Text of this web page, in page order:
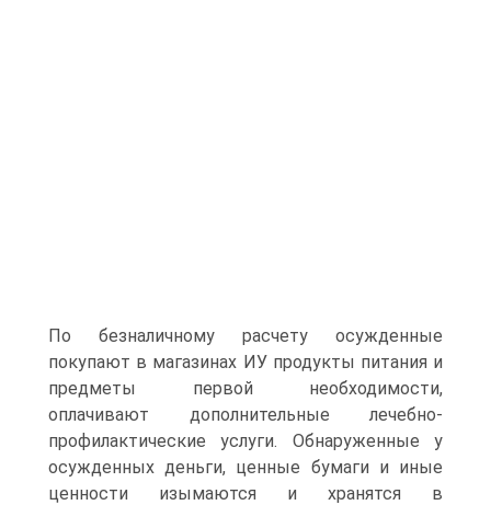
По безналичному расчету осужденные
покупают в магазинах ИУ продукты питания и
предметы первой необходимости,
оплачивают дополнительные лечебно-
профилактические услуги. Обнаруженные у
осужденных деньги, ценные бумаги и иные
ценности изымаются и хранятся в